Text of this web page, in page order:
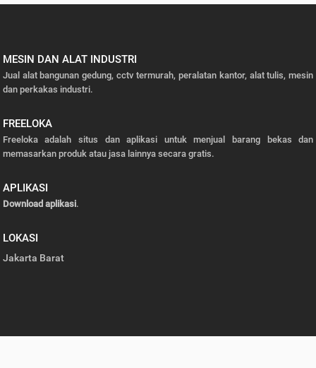
MESIN DAN ALAT INDUSTRI
Jual alat bangunan gedung, cctv termurah, peralatan kantor, alat tulis, mesin
dan perkakas industri.
FREELOKA
Freeloka adalah situs dan aplikasi untuk menjual barang bekas dan
memasarkan produk atau jasa lainnya secara gratis.
APLIKASI
Download aplikasi.
LOKASI
Jakarta Barat